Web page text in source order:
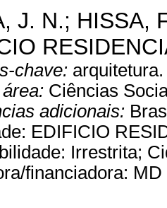
J. N.; HISSA,
chave: arquitetura.
Ciências
adicionais:
EDIFICIO
Irrestrita;
financiadora: